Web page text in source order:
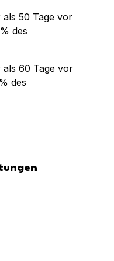
als 50 Tage vor
des
als 60 Tage vor
des